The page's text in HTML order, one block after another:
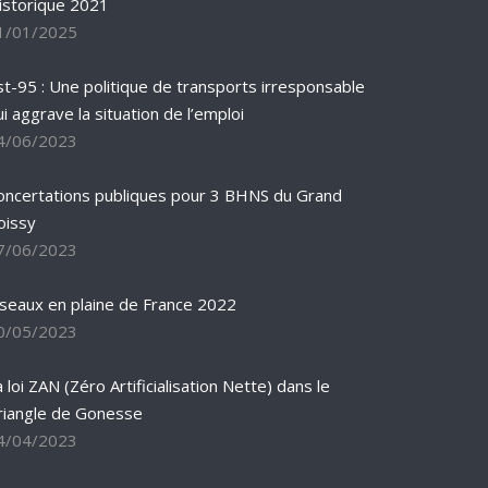
2021
01/2025
95 : Une politique de transports irresponsable
aggrave la situation de l’emploi
06/2023
publiques pour 3 BHNS du Grand
06/2023
en plaine de France 2022
05/2023
loi ZAN (Zéro Artificialisation Nette) dans le
de Gonesse
04/2023